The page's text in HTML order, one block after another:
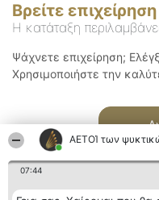
ΑΕΤΟΊ των
07:44
Βρείτε επιχείρηση
Η κατάταξη
Ψάχνετε επιχείρηση;
Χρησιμοποιήστε την